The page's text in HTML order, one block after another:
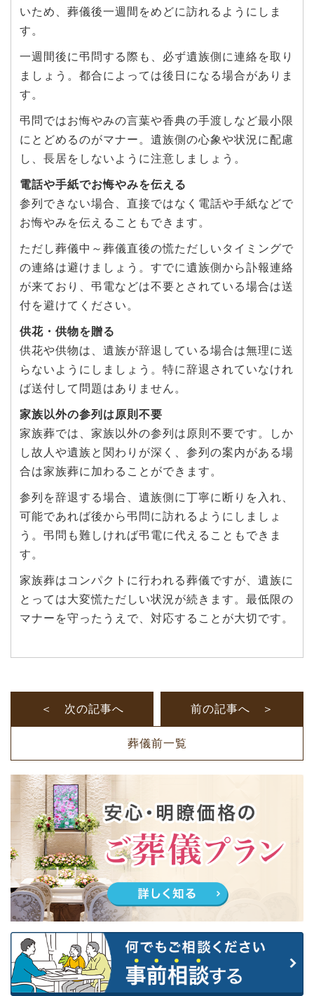
いため、葬儀後一週間をめどに訪れるようにしま
す。
一週間後に弔問する際も、必ず遺族側に連絡を取り
ましょう。都合によっては後日になる場合がありま
す。
弔問ではお悔やみの言葉や香典の手渡しなど最小限
にとどめるのがマナー。遺族側の心象や状況に配慮
し、長居をしないように注意しましょう。
電話や手紙でお悔やみを伝える
参列できない場合、直接ではなく電話や手紙などで
お悔やみを伝えることもできます。
ただし葬儀中～葬儀直後の慌ただしいタイミングで
の連絡は避けましょう。すでに遺族側から訃報連絡
が来ており、弔電などは不要とされている場合は送
付を避けてください。
供花・供物を贈る
供花や供物は、遺族が辞退している場合は無理に送
らないようにしましょう。特に辞退されていなけれ
ば送付して問題はありません。
家族以外の参列は原則不要
家族葬では、家族以外の参列は原則不要です。しか
し故人や遺族と関わりが深く、参列の案内がある場
合は家族葬に加わることができます。
参列を辞退する場合、遺族側に丁寧に断りを入れ、
可能であれば後から弔問に訪れるようにしましょ
う。弔問も難しければ弔電に代えることもできま
す。
家族葬はコンパクトに行われる葬儀ですが、遺族に
とっては大変慌ただしい状況が続きます。最低限の
マナーを守ったうえで、対応することが大切です。
＜ 次の記事へ
葬儀前一覧
前の記事へ ＞